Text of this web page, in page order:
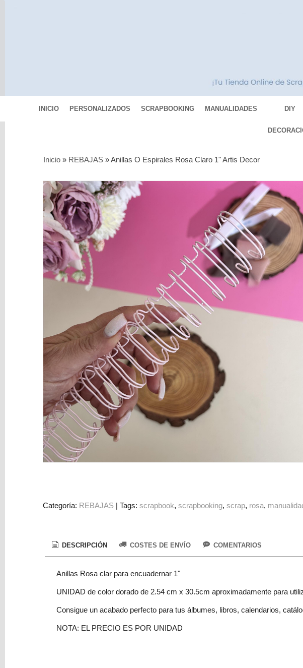
INICIO PERSONALIZADOS SCRAPBOOKING MANUALIDADES DIY
MIXED
MEDIA
Pinturas
Mediums
Máquinas
NAVIDAD
Papelería
Herramientas
3D
Liquidación
Scrapbooking
Resinas
Colorantes
Figuras
Marcas
Inicio » REBAJAS »Anillas O Espirales Rosa Claro 1" Artis Decor
Categoría: REBAJAS |Tags:scrapbook scrapbooking scrap rosa
DESCRIPCIÓN COSTES DE ENVÍO COMENTARIOS
Anillas Rosa clar para encuadernar 1"
UNIDAD de color dorado de 2.54 cm x 30.5cm aproximadamente para
Consigue un acabado perfecto para tus álbumes, libros, calendarios,
NOTA: EL PRECIO ES POR UNIDAD